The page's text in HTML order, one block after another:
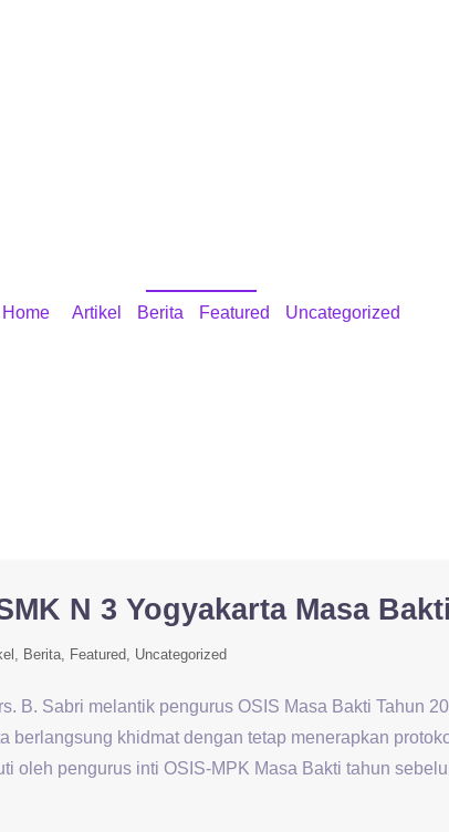
Home Artikel Berita Featured Uncategorized
N 3 Yogyakarta Masa
Berita Featured Uncategorized
B. Sabri melantik pengurus OSIS Masa Bakti Tahun
berlangsung khidmat dengan tetap menerapkan
oleh pengurus inti OSIS-MPK Masa Bakti tahun